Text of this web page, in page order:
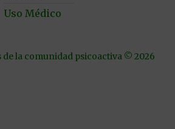
Uso Médico
de la comunidad psicoactiva © 2026